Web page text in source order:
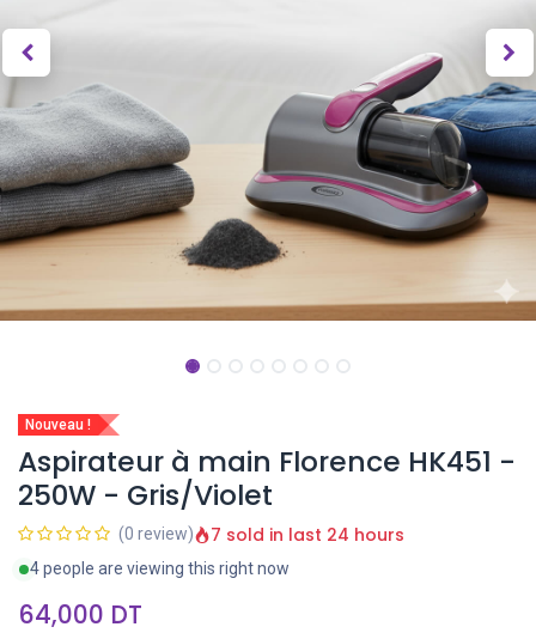
Nouveau !
Aspirateur à main Florence HK451 -
250W - Gris/Violet
(0 review) 7 sold in last 24 hours
4 people are viewing this right now
64,000 DT